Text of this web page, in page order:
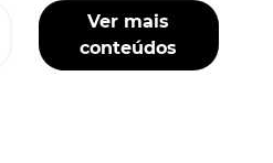
Ver mais
conteúdos